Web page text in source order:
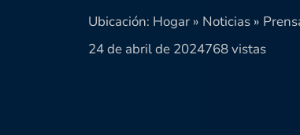
Ubicación: Hogar » Noticias »
24 de abril de 2024768 vistas